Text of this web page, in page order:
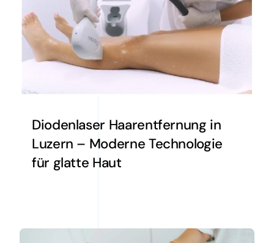
Diodenlaser Haarentfernung in
Luzern – Moderne Technologie
für glatte Haut